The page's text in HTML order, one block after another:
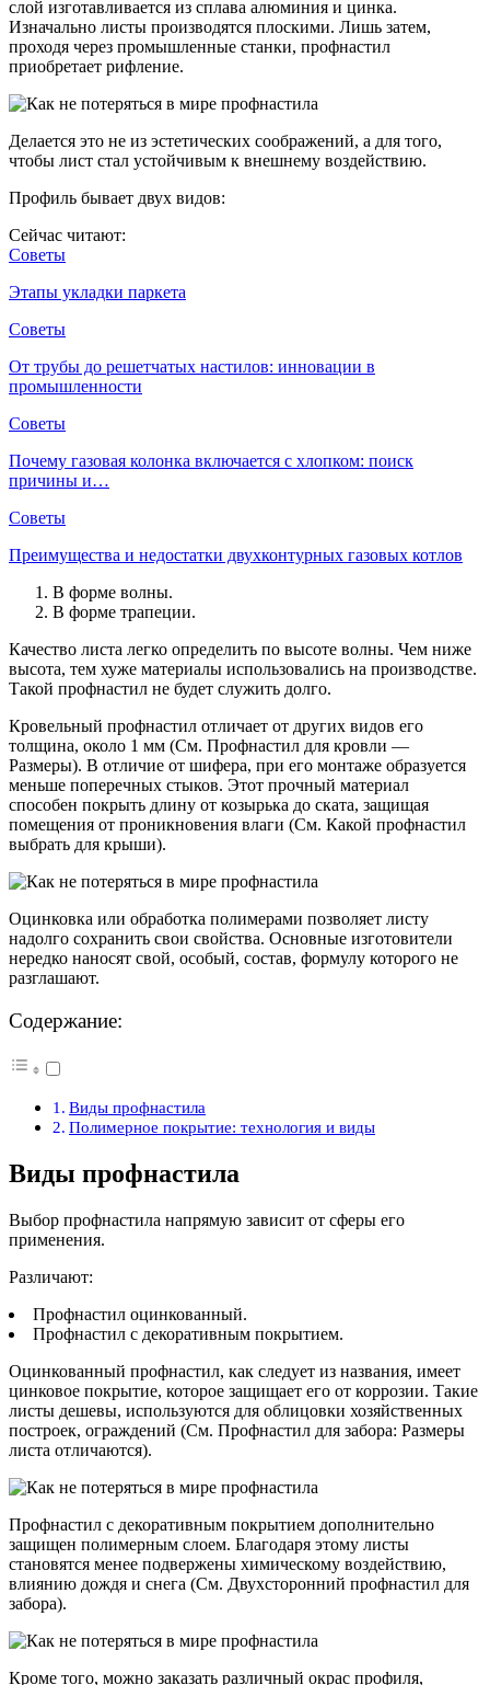
слой изготавливается из сплава алюминия и цинка.
Изначально листы производятся плоскими. Лишь затем,
проходя через промышленные станки, профнастил
приобретает рифление.
Делается это не из эстетических соображений, а для того,
чтобы лист стал устойчивым к внешнему воздействию.
Профиль бывает двух видов:
Сейчас читают:
Советы
Этапы укладки паркета
Советы
От трубы до решетчатых настилов: инновации в
промышленности
Советы
Почему газовая колонка включается с хлопком: поиск
причины и…
Советы
Преимущества и недостатки двухконтурных газовых котлов
В форме волны.
В форме трапеции.
Качество листа легко определить по высоте волны. Чем ниже
высота, тем хуже материалы использовались на производстве.
Такой профнастил не будет служить долго.
Кровельный профнастил отличает от других видов его
толщина, около 1 мм (См. Профнастил для кровли —
Размеры). В отличие от шифера, при его монтаже образуется
меньше поперечных стыков. Этот прочный материал
способен покрыть длину от козырька до ската, защищая
помещения от проникновения влаги (См. Какой профнастил
выбрать для крыши).
Оцинковка или обработка полимерами позволяет листу
надолго сохранить свои свойства. Основные изготовители
нередко наносят свой, особый, состав, формулу которого не
разглашают.
Содержание:
Виды профнастила
Полимерное покрытие: технология и виды
Виды профнастила
Выбор профнастила напрямую зависит от сферы его
применения.
Различают:
Профнастил оцинкованный.
Профнастил с декоративным покрытием.
Оцинкованный профнастил, как следует из названия, имеет
цинковое покрытие, которое защищает его от коррозии. Такие
листы дешевы, используются для облицовки хозяйственных
построек, ограждений (См. Профнастил для забора: Размеры
листа отличаются).
Профнастил с декоративным покрытием дополнительно
защищен полимерным слоем. Благодаря этому листы
становятся менее подвержены химическому воздействию,
влиянию дождя и снега (См. Двухсторонний профнастил для
забора).
Кроме того, можно заказать различный окрас профиля,